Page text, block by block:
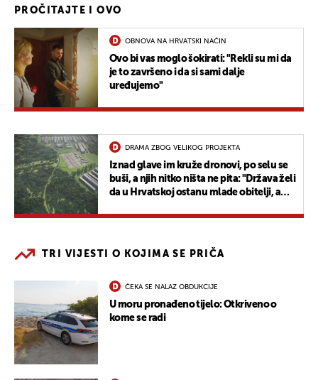
PROČITAJTE I OVO
OBNOVA NA HRVATSKI NAČIN
Ovo bi vas moglo šokirati: "Rekli su mi da
je to završeno i da si sami dalje
uređujemo"
DRAMA ZBOG VELIKOG PROJEKTA
Iznad glave im kruže dronovi, po selu se
buši, a njih nitko ništa ne pita: "Država želi
da u Hrvatskoj ostanu mlade obitelji, a
TRI VIJESTI O KOJIMA SE PRIČA
ČEKA SE NALAZ OBDUKCIJE
U moru pronađeno tijelo: Otkriveno o
kome se radi